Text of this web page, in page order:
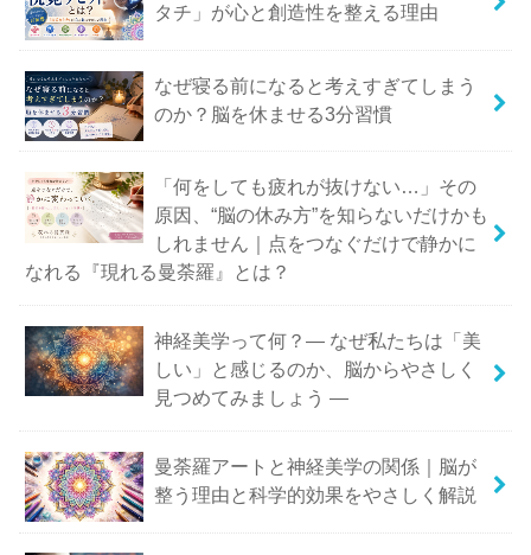
タチ」が心と創造性を整える理由
なぜ寝る前になると考えすぎてしまう
のか？脳を休ませる3分習慣
「何をしても疲れが抜けない…」その
原因、“脳の休み方”を知らないだけかも
しれません｜点をつなぐだけで静かに
なれる『現れる曼荼羅』とは？
神経美学って何？― なぜ私たちは「美
しい」と感じるのか、脳からやさしく
見つめてみましょう ―
曼荼羅アートと神経美学の関係｜脳が
整う理由と科学的効果をやさしく解説